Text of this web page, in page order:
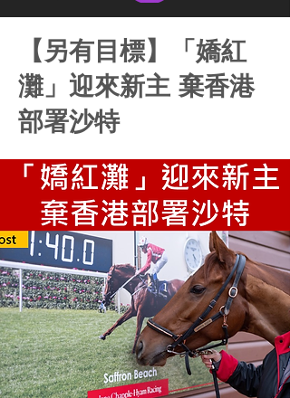
【另有目標】「嬌紅
灘」迎來新主 棄香港
部署沙特